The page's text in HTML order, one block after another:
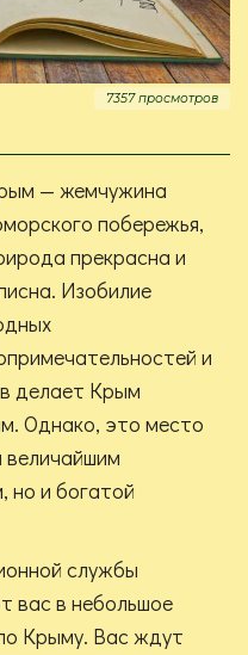
7357 просмотров
— жемчужина
побережья,
прекрасна и
Изобилие
и
делает Крым
Однако, это место
величайшим
но и богатой
службы
вас в небольшое
Крыму. Вас ждут